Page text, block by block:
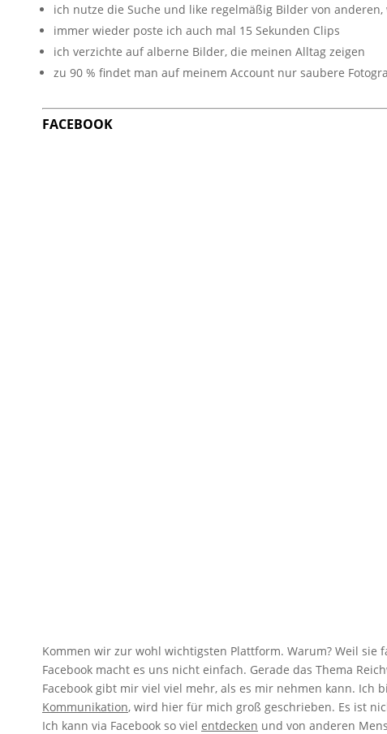
ich nutze die Suche und like regelmäßig Bilder von
immer wieder poste ich auch mal 15 Sekunden Clips
ich verzichte auf alberne Bilder, die meinen Alltag zeigen
zu 90 % findet man auf meinem Account nur saubere
FACEBOOK
Kommen wir zur wohl wichtigsten Plattform. Warum? Weil
Facebook macht es uns nicht einfach. Gerade das Thema
Facebook gibt mir viel viel mehr, als es mir nehmen kann.
Kommunikation, wird hier für mich groß geschrieben. Es ist
Ich kann via Facebook so viel entdecken und von anderen